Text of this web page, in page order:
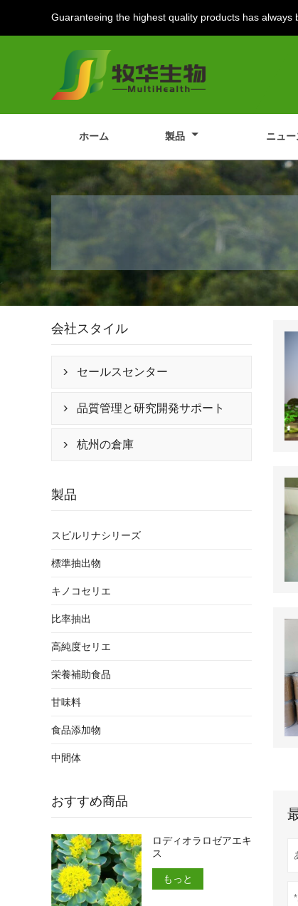
Guaranteeing the highest quality products has always
ホーム 製品 ニュー
会社スタイル
 セールスセンター
 品質管理と研究開発サポート
 杭州の倉庫
製品
スピルリナシリーズ
標準抽出物
キノコセリエ
比率抽出
高純度セリエ
栄養補助食品
甘味料
食品添加物
中間体
おすすめ商品
ロディオラロゼアエキ
ス
もっと